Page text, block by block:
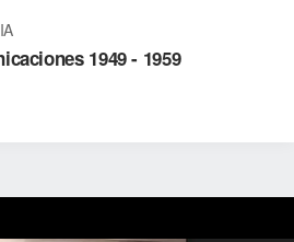
1949 - 1959